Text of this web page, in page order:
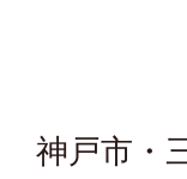
神戸市・